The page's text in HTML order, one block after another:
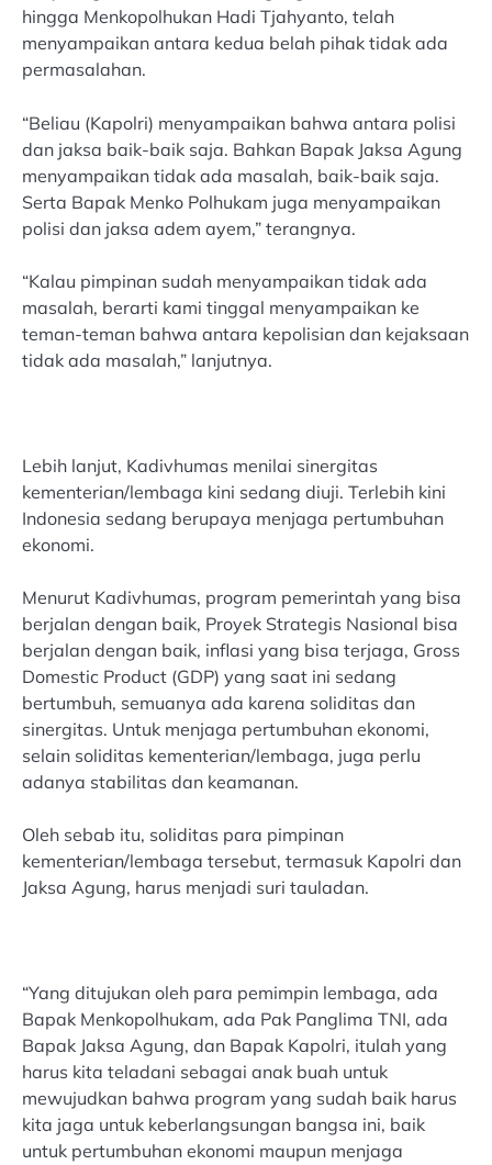
hingga Menkopolhukan Hadi Tjahyanto, telah
menyampaikan antara kedua belah pihak tidak ada
permasalahan.
“Beliau (Kapolri) menyampaikan bahwa antara polisi
dan jaksa baik-baik saja. Bahkan Bapak Jaksa Agung
menyampaikan tidak ada masalah, baik-baik saja.
Serta Bapak Menko Polhukam juga menyampaikan
polisi dan jaksa adem ayem,” terangnya.
“Kalau pimpinan sudah menyampaikan tidak ada
masalah, berarti kami tinggal menyampaikan ke
teman-teman bahwa antara kepolisian dan kejaksaan
tidak ada masalah,” lanjutnya.
Lebih lanjut, Kadivhumas menilai sinergitas
kementerian/lembaga kini sedang diuji. Terlebih kini
Indonesia sedang berupaya menjaga pertumbuhan
ekonomi.
Menurut Kadivhumas, program pemerintah yang bisa
berjalan dengan baik, Proyek Strategis Nasional bisa
berjalan dengan baik, inflasi yang bisa terjaga, Gross
Domestic Product (GDP) yang saat ini sedang
bertumbuh, semuanya ada karena soliditas dan
sinergitas. Untuk menjaga pertumbuhan ekonomi,
selain soliditas kementerian/lembaga, juga perlu
adanya stabilitas dan keamanan.
Oleh sebab itu, soliditas para pimpinan
kementerian/lembaga tersebut, termasuk Kapolri dan
Jaksa Agung, harus menjadi suri tauladan.
“Yang ditujukan oleh para pemimpin lembaga, ada
Bapak Menkopolhukam, ada Pak Panglima TNI, ada
Bapak Jaksa Agung, dan Bapak Kapolri, itulah yang
harus kita teladani sebagai anak buah untuk
mewujudkan bahwa program yang sudah baik harus
kita jaga untuk keberlangsungan bangsa ini, baik
untuk pertumbuhan ekonomi maupun menjaga